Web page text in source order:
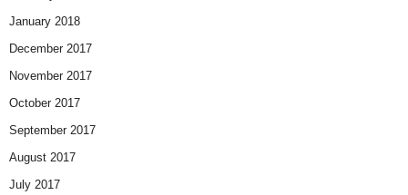
January 2018
December 2017
November 2017
October 2017
September 2017
August 2017
July 2017